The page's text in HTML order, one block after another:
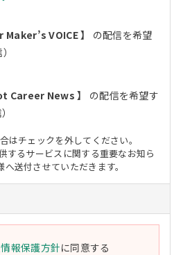
VOICE 】
の配信を希望
Career News 】
の配信を希望す
はチェックを外してください。
するサービスに関する重要なお知ら
送付させていただきます。
報保護方針に同意する